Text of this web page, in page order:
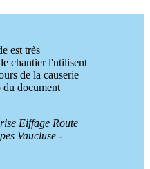
est très
chantier l'utilisent
de la causerie
du document
Eiffage Route
Vaucluse -